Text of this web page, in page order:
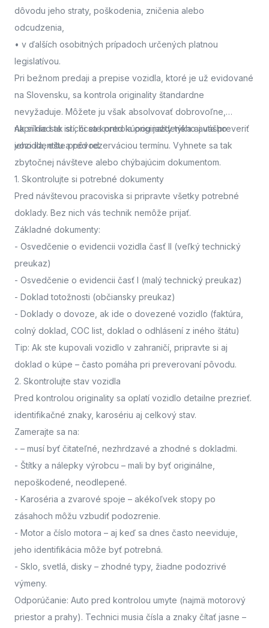
dôvodu jeho straty, poškodenia, zničenia alebo
odcudzenia,
• v ďalších osobitných prípadoch určených platnou
legislatívou.
Pri bežnom predaji a prepise vozidla, ktoré je už evidované
na Slovensku, sa kontrola originality štandardne
nevyžaduje. Môžete ju však absolvovať dobrovoľne,
napríklad ak si chcete pred kúpou jazdeného auta preveriť
jeho identitu a pôvod.
Ak si nie ste istí, či sa kontrola originality týka aj vášho
vozidla,ešte pred rezerváciou termínu. Vyhnete sa tak
zbytočnej návšteve alebo chýbajúcim dokumentom.
1. Skontrolujte si potrebné dokumenty
Pred návštevou pracoviska si pripravte všetky potrebné
doklady. Bez nich vás technik nemôže prijať.
Základné dokumenty:
- Osvedčenie o evidencii vozidla časť II (veľký technický
preukaz)
- Osvedčenie o evidencii časť I (malý technický preukaz)
- Doklad totožnosti (občiansky preukaz)
- Doklady o dovoze, ak ide o dovezené vozidlo (faktúra,
colný doklad, COC list, doklad o odhlásení z iného štátu)
Tip: Ak ste kupovali vozidlo v zahraničí, pripravte si aj
doklad o kúpe – často pomáha pri preverovaní pôvodu.
2. Skontrolujte stav vozidla
Pred kontrolou originality sa oplatí vozidlo detailne prezrieť.
identifikačné znaky, karosériu aj celkový stav.
Zamerajte sa na:
- – musí byť čitateľné, nezhrdzavé a zhodné s dokladmi.
- Štítky a nálepky výrobcu – mali by byť originálne,
nepoškodené, neodlepené.
- Karoséria a zvarové spoje – akékoľvek stopy po
zásahoch môžu vzbudiť podozrenie.
- Motor a číslo motora – aj keď sa dnes často neeviduje,
jeho identifikácia môže byť potrebná.
- Sklo, svetlá, disky – zhodné typy, žiadne podozrivé
výmeny.
Odporúčanie: Auto pred kontrolou umyte (najmä motorový
priestor a prahy). Technici musia čísla a znaky čítať jasne –